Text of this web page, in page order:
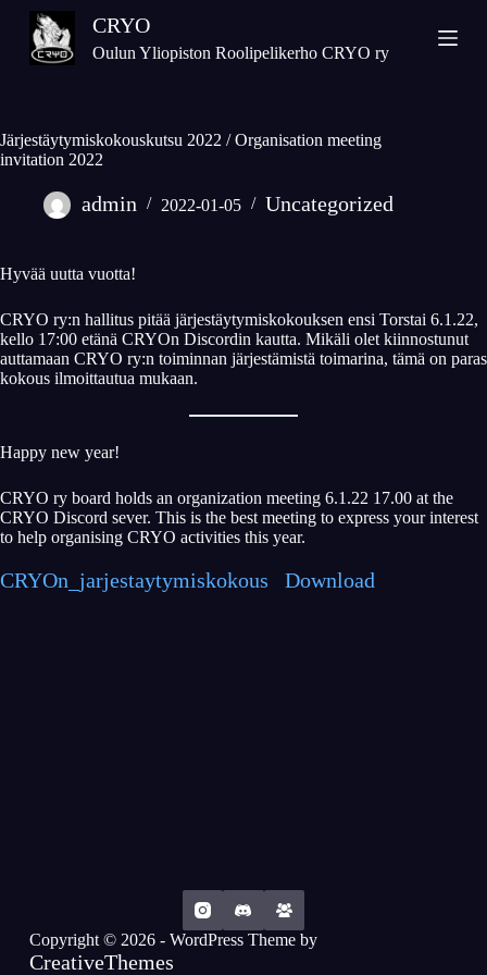
k
o
c
e
t
CRYO
Oulun Yliopiston Roolipelikerho CRYO ry
Järjestäytymiskokouskutsu 2022 / Organisation meeting
invitation 2022
admin 2022-01-05 Uncategorized
Hyvää uutta vuotta!
CRYO ry:n hallitus pitää järjestäytymiskokouksen ensi Torstai 6.1.22,
kello 17:00 etänä CRYOn Discordin kautta. Mikäli olet kiinnostunut
auttamaan CRYO ry:n toiminnan järjestämistä toimarina, tämä on paras
kokous ilmoittautua mukaan.
Happy new year!
CRYO ry board holds an organization meeting 6.1.22 17.00 at the
CRYO Discord sever. This is the best meeting to express your interest
to help organising CRYO activities this year.
CRYOn_jarjestaytymiskokous Download
Copyright © 2026 - WordPress Theme by
CreativeThemes